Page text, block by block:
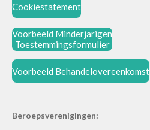
Cookiestatement
Voorbeeld Minderjarigen
Toestemmingsformulier
Voorbeeld Behandelovereenkomst
Beroepsverenigingen: